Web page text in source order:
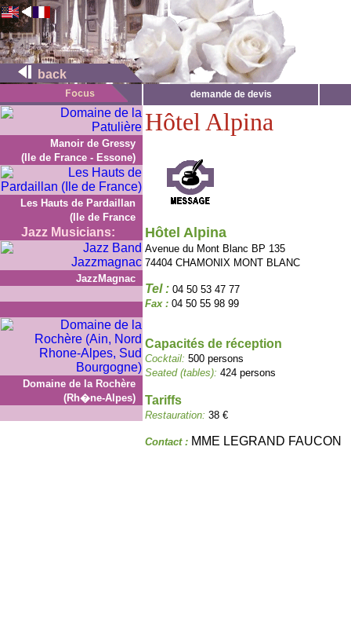
back
demande de devis
Manoir de Gressy
(Ile de France - Essone)
Les Hauts de Pardaillan
(Ile de France
Jazz Musicians:
JazzMagnac
Domaine de la Rochère
(Rh�ne-Alpes)
Hôtel Alpina
Hôtel Alpina
Avenue du Mont Blanc BP 135
74404 CHAMONIX MONT BLANC
Tel : 04 50 53 47 77
Fax : 04 50 55 98 99
Capacités de réception
Cocktail: 500 persons
Seated (tables): 424 persons
Tariffs
Restauration: 38 €
Contact : MME LEGRAND FAUCON